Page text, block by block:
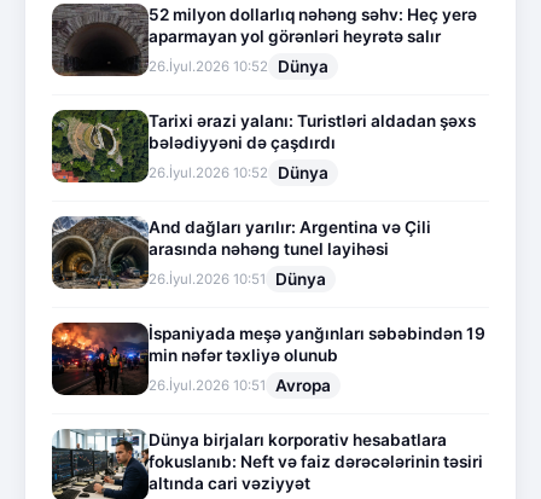
52 milyon dollarlıq nəhəng səhv: Heç yerə
aparmayan yol görənləri heyrətə salır
26.İyul.2026 10:52 Dünya
Tarixi ərazi yalanı: Turistləri aldadan şəxs
bələdiyyəni də çaşdırdı
26.İyul.2026 10:52 Dünya
And dağları yarılır: Argentina və Çili
arasında nəhəng tunel layihəsi
26.İyul.2026 10:51 Dünya
İspaniyada meşə yanğınları səbəbindən 19
min nəfər təxliyə olunub
26.İyul.2026 10:51 Avropa
Dünya birjaları korporativ hesabatlara
fokuslanıb: Neft və faiz dərəcələrinin təsiri
altında cari vəziyyət